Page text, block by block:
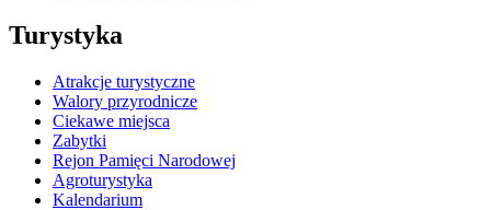
Turystyka
Atrakcje turystyczne
Walory przyrodnicze
Ciekawe miejsca
Zabytki
Rejon Pamięci Narodowej
Agroturystyka
Kalendarium